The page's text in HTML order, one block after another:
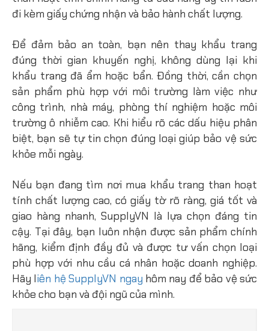
đi kèm giấy chứng nhận và bảo hành chất lượng.
Để đảm bảo an toàn, bạn nên thay khẩu trang
đúng thời gian khuyến nghị, không dùng lại khi
khẩu trang đã ẩm hoặc bẩn. Đồng thời, cần chọn
sản phẩm phù hợp với môi trường làm việc như
công trình, nhà máy, phòng thí nghiệm hoặc môi
trường ô nhiễm cao. Khi hiểu rõ các dấu hiệu phân
biệt, bạn sẽ tự tin chọn đúng loại giúp bảo vệ sức
khỏe mỗi ngày.
Nếu bạn đang tìm nơi mua khẩu trang than hoạt
tính chất lượng cao, có giấy tờ rõ ràng, giá tốt và
giao hàng nhanh, SupplyVN là lựa chọn đáng tin
cậy. Tại đây, bạn luôn nhận được sản phẩm chính
hãng, kiểm định đầy đủ và được tư vấn chọn loại
phù hợp với nhu cầu cá nhân hoặc doanh nghiệp.
Hãy liên hệ SupplyVN ngay hôm nay để bảo vệ sức
khỏe cho bạn và đội ngũ của mình.